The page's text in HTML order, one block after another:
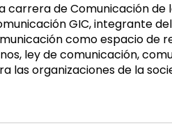
carrera de Comunicación de
GIC, integrante
como espacio de
ley de comunicación,
las organizaciones de la